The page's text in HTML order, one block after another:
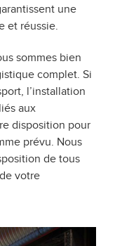
une
et réussie.
sommes bien
complet. Si
l’installation
aux
disposition pour
prévu. Nous
de tous
votre